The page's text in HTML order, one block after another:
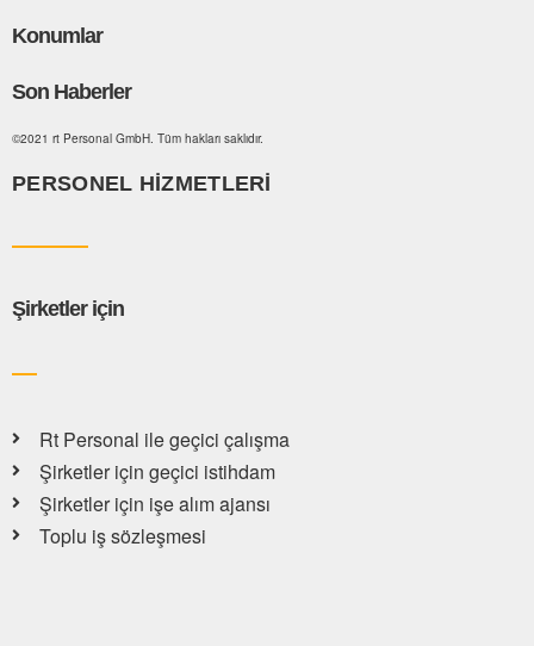
Konumlar
Son Haberler
©2021 rt Personal GmbH. Tüm hakları saklıdır.
PERSONEL HIZMETLERI
Şirketler için
Rt Personal ile geçici çalışma
Şirketler için geçici istihdam
Şirketler için işe alım ajansı
Toplu iş sözleşmesi